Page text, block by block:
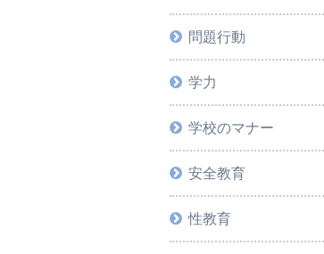
問題行動
学力
学校のマナー
安全教育
性教育